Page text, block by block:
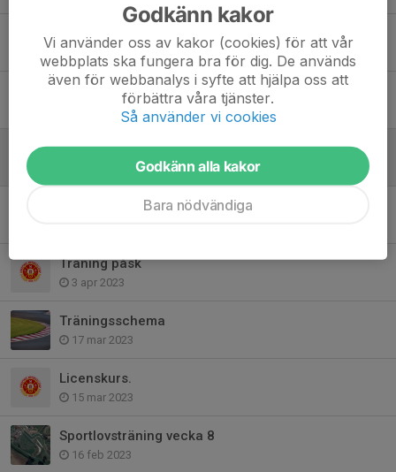
20 jul 2023
Träning Juli
29 jun 2023
East Karting Cup
Träning påsk
3 apr 2023
Träningsschema
17 mar 2023
Licenskurs.
15 mar 2023
Sportlovsträning vecka 8
16 feb 2023
Godkänn kakor
Vi använder oss av kakor (cookies) för att vår
webbplats ska fungera bra för dig. De används
även för webbanalys i syfte att hjälpa oss att
förbättra våra tjänster.
Så använder vi cookies
Godkänn alla kakor
Bara nödvändiga